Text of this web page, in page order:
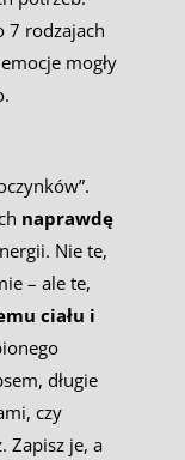
7 rodzajach
mogły
naprawdę
Nie te,
– ale te,
ciału i
długie
czy
Zapisz je, a